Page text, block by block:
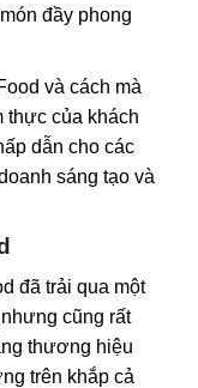
đầy phong
và cách mà
thực của khách
dẫn cho các
sáng tạo và
đã trải qua một
cũng rất
thương hiệu
trên khắp cả